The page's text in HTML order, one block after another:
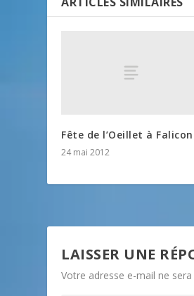
Fête de l’Oeillet à Falicon
24 mai 2012
LAISSER UNE
Votre adresse e-mail ne sera